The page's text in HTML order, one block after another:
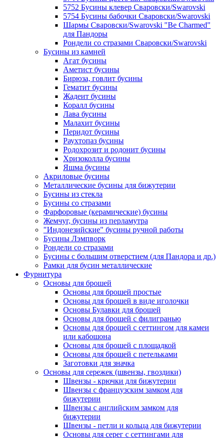
5752 Бусины клевер Сваровски/Swarovski
5754 Бусины бабочки Сваровски/Swarovski
Шармы Сваровски/Swarovski "Be Charmed"
для Пандоры
Рондели со стразами Сваровски/Swarovski
Бусины из камней
Агат бусины
Аметист бусины
Бирюза, говлит бусины
Гематит бусины
Жадеит бусины
Коралл бусины
Лава бусины
Малахит бусины
Перидот бусины
Раухтопаз бусины
Родохрозит и родонит бусины
Хризоколла бусины
Яшма бусины
Акриловые бусины
Металлические бусины для бижутерии
Бусины из стекла
Бусины со стразами
Фарфоровые (керамические) бусины
Жемчуг, бусины из перламутра
"Индонезийские" бусины ручной работы
Бусины Лэмпворк
Рондели со стразами
Бусины с большим отверстием (для Пандора и др.)
Рамки для бусин металлические
Фурнитура
Основы для брошей
Основы для брошей простые
Основы для брошей в виде иголочки
Основы Булавки для брошей
Основы для брошей с филигранью
Основы для брошей с сеттингом для камеи
или кабошона
Основы для брошей с площадкой
Основы для брошей с петельками
Заготовки для значка
Основы для сережек (швензы, гвоздики)
Швензы - крючки для бижутерии
Швензы с французским замком для
бижутерии
Швензы с английским замком для
бижутерии
Швензы - петли и кольца для бижутерии
Основы для серег с сеттингами для